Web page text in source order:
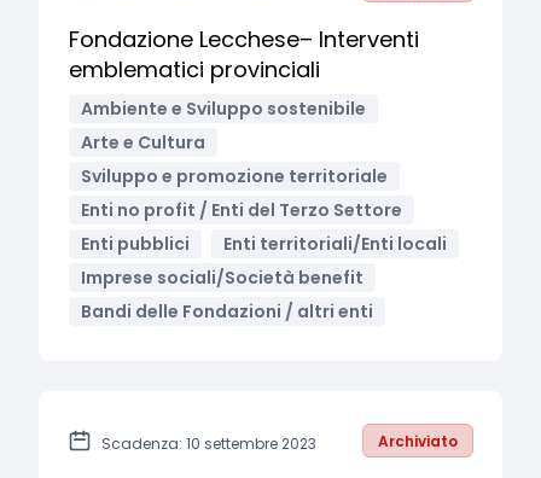
Fondazione Lecchese– Interventi
emblematici provinciali
Ambiente e Sviluppo sostenibile
Arte e Cultura
Sviluppo e promozione territoriale
Enti no profit / Enti del Terzo Settore
Enti pubblici
Enti territoriali/Enti locali
Imprese sociali/Società benefit
Bandi delle Fondazioni / altri enti
Scadenza: 10 settembre 2023 Archiviato